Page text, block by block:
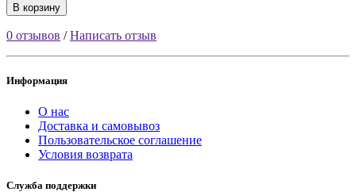
В корзину
0 отзывов /Написать отзыв
Информация
О нас
Доставка и самовывоз
Пользовательское соглашение
Условия возврата
Служба поддержки